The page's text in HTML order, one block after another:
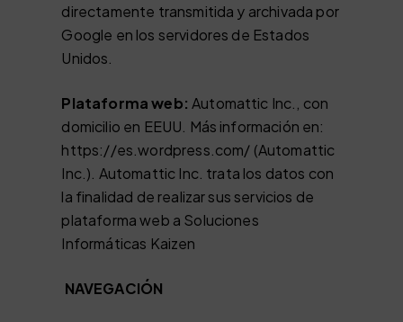
directamente transmitida y archivada por
Google en los servidores de Estados
Unidos.
Plataforma web: Automattic Inc., con
domicilio en EEUU. Más información en:
https://es.wordpress.com/ (Automattic
Inc.). Automattic Inc. trata los datos con
la finalidad de realizar sus servicios de
plataforma web a Soluciones
Informáticas Kaizen
NAVEGACIÓN